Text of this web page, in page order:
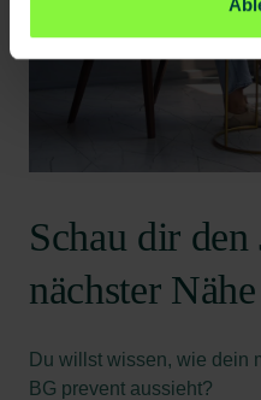
Schau dir den
nächster
Du willst wissen, wie dein
BG prevent aussieht?